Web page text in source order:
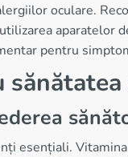
oculare.
aparatelor
pentru
esențiali.